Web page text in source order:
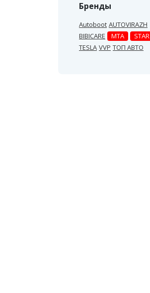
Бренды
Autoboot AUTOVIRAZH
BIBICARE
MTA
STAR
TESLA VVP ТОП АВТО